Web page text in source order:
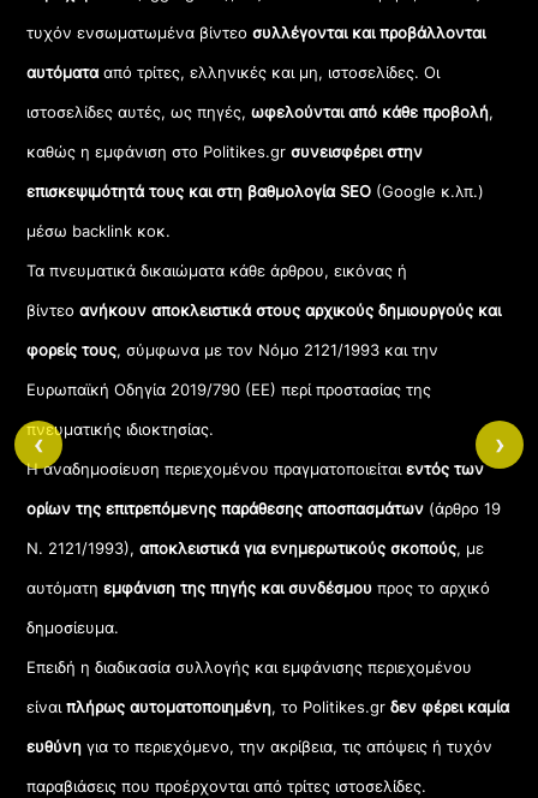
τυχόν ενσωματωμένα βίντεοσυλλέγονται και προβάλλονται
αυτόματααπό τρίτες, ελληνικές και μη, ιστοσελίδες. Οι
ιστοσελίδες αυτές, ως πηγές,ωφελούνται από κάθε προβολή,
καθώς η εμφάνιση στο Politikes.gr συνεισφέρει στην
επισκεψιμότητά τους και στη βαθμολογία SEO (Google κ.λπ.)
μέσω backlink κοκ.
Τα πνευματικά δικαιώματα κάθε άρθρου, εικόνας ή
βίντεοανήκουν αποκλειστικά στους αρχικούς δημιουργούς και
φορείς τους, σύμφωνα με τον Νόμο 2121/1993 και την
Ευρωπαϊκή Οδηγία 2019/790 (ΕΕ) περί προστασίας της
πνευματικής ιδιοκτησίας.
Η αναδημοσίευση περιεχομένου πραγματοποιείταιεντός των
ορίων της επιτρεπόμενης παράθεσης αποσπασμάτων (άρθρο 19
Ν. 2121/1993), αποκλειστικά για ενημερωτικούς σκοπούς, με
αυτόματηεμφάνιση της πηγής και συνδέσμου προς το αρχικό
δημοσίευμα.
Επειδή η διαδικασία συλλογής και εμφάνισης περιεχομένου
είναιπλήρως αυτοματοποιημένη, το Politikes.grδεν φέρει καμία
ευθύνη για το περιεχόμενο, την ακρίβεια, τις απόψεις ή τυχόν
παραβιάσεις που προέρχονται από τρίτες ιστοσελίδες.
‹ ›